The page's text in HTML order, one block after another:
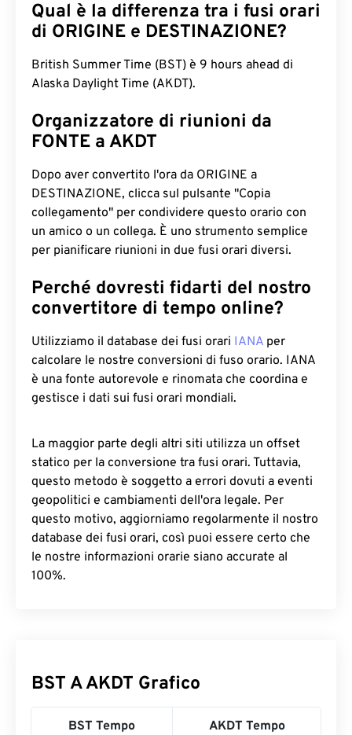
Qual è la differenza tra i fusi orari
di ORIGINE e DESTINAZIONE?
British Summer Time (BST) è 9 hours ahead di
Alaska Daylight Time (AKDT).
Organizzatore di riunioni da
FONTE a AKDT
Dopo aver convertito l'ora da ORIGINE a
DESTINAZIONE, clicca sul pulsante "Copia
collegamento" per condividere questo orario con
un amico o un collega. È uno strumento semplice
per pianificare riunioni in due fusi orari diversi.
Perché dovresti fidarti del nostro
convertitore di tempo online?
Utilizziamo il database dei fusi orari IANA per
calcolare le nostre conversioni di fuso orario. IANA
è una fonte autorevole e rinomata che coordina e
gestisce i dati sui fusi orari mondiali.
La maggior parte degli altri siti utilizza un offset
statico per la conversione tra fusi orari. Tuttavia,
questo metodo è soggetto a errori dovuti a eventi
geopolitici e cambiamenti dell'ora legale. Per
questo motivo, aggiorniamo regolarmente il nostro
database dei fusi orari, così puoi essere certo che
le nostre informazioni orarie siano accurate al
100%.
BST A AKDT Grafico
BST Tempo AKDT Tempo